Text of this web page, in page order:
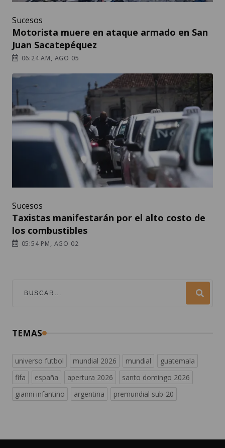
Sucesos
Motorista muere en ataque armado en San
Juan Sacatepéquez
06:24 AM, AGO 05
Sucesos
Taxistas manifestarán por el alto costo de
los combustibles
05:54 PM, AGO 02
TEMAS
universo futbol mundial 2026 mundial
guatemala
fifa
españa apertura 2026
santo domingo 2026
gianni infantino
argentina premundial sub-20